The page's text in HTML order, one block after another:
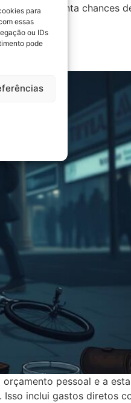
para
essas
ou IDs
pode
aumenta chances
pessoal e a
inclui gastos diretos